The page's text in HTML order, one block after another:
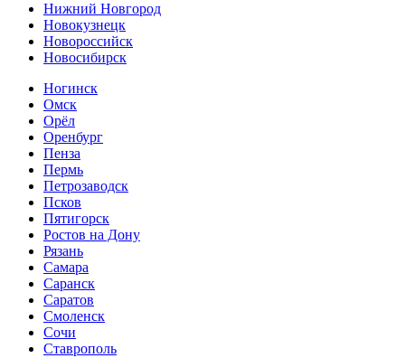
Нижний Новгород
Новокузнецк
Новороссийск
Новосибирск
Ногинск
Омск
Орёл
Оренбург
Пенза
Пермь
Петрозаводск
Псков
Пятигорск
Ростов на Дону
Рязань
Самара
Саранск
Саратов
Смоленск
Сочи
Ставрополь